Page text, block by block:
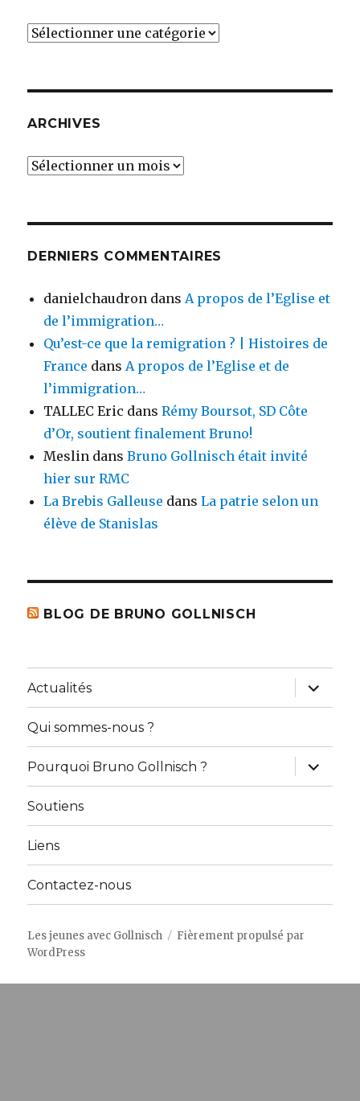
Catégories
ARCHIVES
Archives
DERNIERS COMMENTAIRES
danielchaudron dansA propos de l’Eglise et
de l’immigration…
Qu’est-ce que la remigration ? | Histoires de
France dansA propos de l’Eglise et de
l’immigration…
TALLEC Eric dansRémy Boursot, SD Côte
d’Or, soutient finalement Bruno!
Meslin dansBruno Gollnisch était invité
hier sur RMC
La Brebis Galleuse dansLa patrie selon un
élève de Stanislas
BLOG DE BRUNO GOLLNISCH
Actualités
ouvrir
le
sous-
Qui sommes-nous ?
Pourquoi Bruno Gollnisch ?
ouvrir
le
sous-
Soutiens
Liens
Contactez-nous
Les jeunes avec Gollnisch
Fièrement propulsé par
WordPress